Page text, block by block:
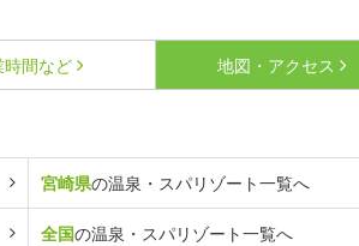
時間など 地図・アクセス
宮崎県の温泉・スパリゾート一覧へ
全国の温泉・スパリゾート一覧へ